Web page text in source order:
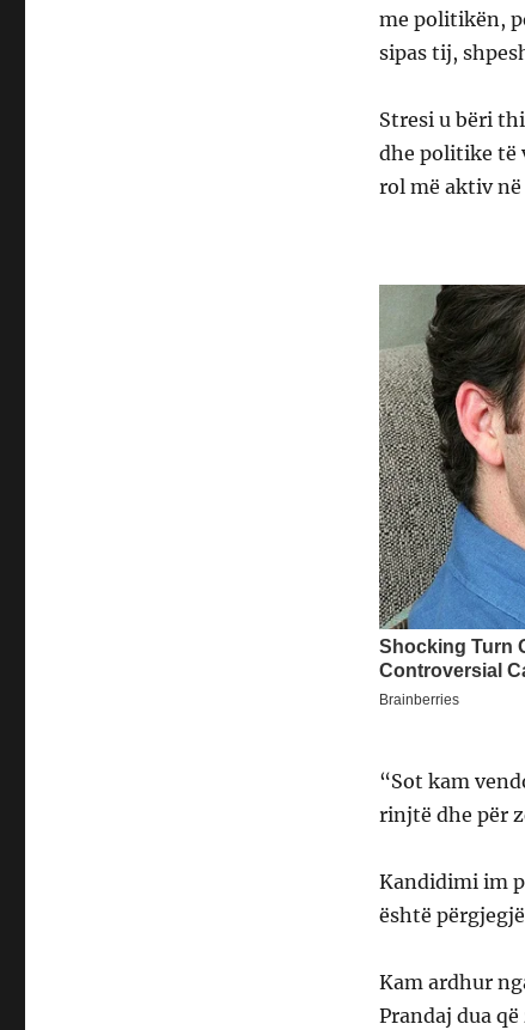
me politikën,
sipas tij,
Stresi u bëri
dhe politike të
rol më aktiv në
“Sot kam
rinjtë dhe për
Kandidimi im
është
Kam ardhur
Prandaj dua